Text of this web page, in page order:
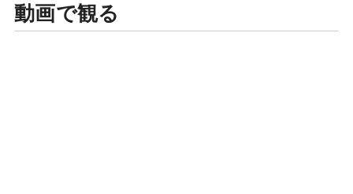
動画で観る